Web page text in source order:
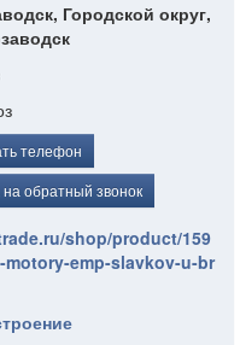
Городской округ,
телефон
на обратный звонок
shop/product/159
emp-slavkov-u-br